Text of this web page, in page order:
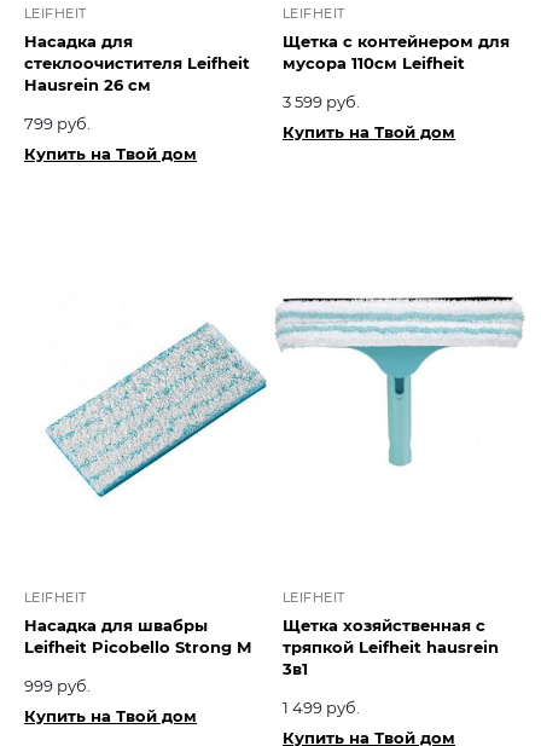
LEIFHEIT
Насадка для
стеклоочистителя Leifheit
Hausrein 26 см
799 руб.
Купить на Твой дом
LEIFHEIT
Щетка с контейнером для
мусора 110см Leifheit
3 599 руб.
Купить на Твой дом
LEIFHEIT
Насадка для швабры
Leifheit Picobello Strong М
999 руб.
Купить на Твой дом
LEIFHEIT
Щетка хозяйственная с
тряпкой Leifheit hausrein
3в1
1 499 руб.
Купить на Твой дом